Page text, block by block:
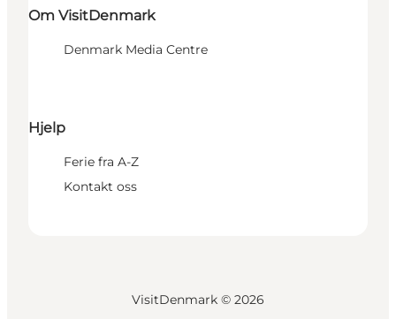
Om VisitDenmark
Denmark Media Centre
Hjelp
Ferie fra A-Z
Kontakt oss
VisitDenmark © 2026